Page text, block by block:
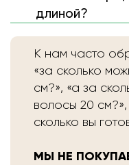
длиной?
К нам часто
«за сколько
см?», «а за
волосы 20
сколько вы
МЫ НЕ